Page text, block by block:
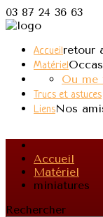
03 87 24 36 63
Accueilretour
Matériel
Ou me
Trucs et astuces
LiensNos
Accueil
Matériel
miniatures
Rechercher